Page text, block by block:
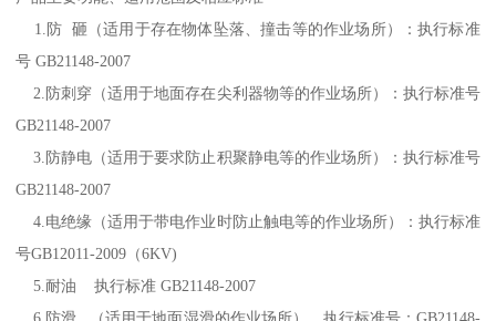
1.防 砸（适用于存在物体坠落、撞击等的作业场所）：执行标准
号 GB21148-2007
2.防刺穿（适用于地面存在尖利器物等的作业场所）：执行标准号
GB21148-2007
3.防静电（适用于要求防止积聚静电等的作业场所）：执行标准号
GB21148-2007
4.电绝缘（适用于带电作业时防止触电等的作业场所）：执行标准
号GB12011-2009（6KV)
5.耐油 执行标准 GB21148-2007
6.防滑 （适用于地面湿滑的作业场所），执行标准号：GB21148-